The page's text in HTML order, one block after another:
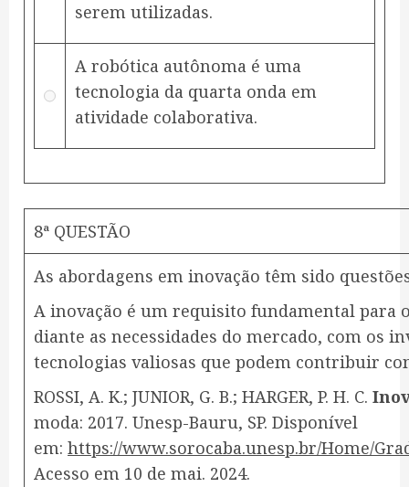
serem utilizadas.
A robótica autônoma é uma
tecnologia da quarta onda em
atividade colaborativa.
8ª QUESTÃO
As abordagens em inovação têm sido
A inovação é um requisito fundamental para
diante as necessidades do mercado, com os
tecnologias valiosas que podem contribuir com
ROSSI, A. K.; JUNIOR, G. B.; HARGER, P. H. C.
moda: 2017. Unesp-Bauru, SP. Disponível
em: https://www.sorocaba.unesp.br/Home/
Acesso em 10 de mai. 2024.